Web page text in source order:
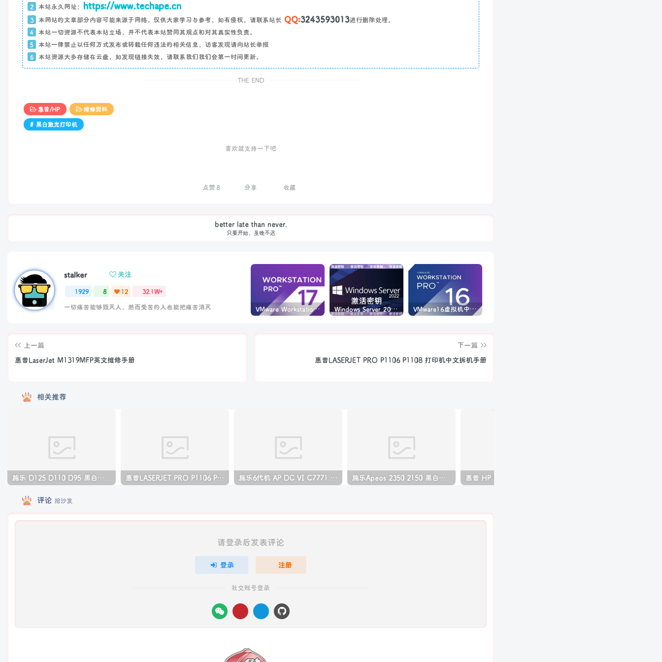
2 本站永久网址： https://www.techape.cn
3 本网站的文章部分内容可能来源于网络，仅供大家学习与参考，如有侵权，请联系站长 QQ:3243593013进行删除处理。
4
本站一切资源不代表本站立场，并不代表本站赞同其观点和对其真实性负责。
5
本站一律禁止以任何方式发布或转载任何违法的相关信息，访客发现请向站长举报
6
本站资源大多存储在云盘，如发现链接失效，请联系我们我们会第一时间更新。
THE END
惠普/HP
维修资料
# 黑白激光打印机
喜欢就支持一下吧
点赞 8 分享 收藏
better late than never.
只要开始，虽晚不迟
stalker 关注
1929 8 12
32.1W+
一切痛苦能够毁灭人，然而受苦的人也能把痛苦消灭
VMware Workstation PRO v17.6.4 正式版_虚拟机(带激活密钥) Windows Server 2022激活密钥 2024 5月更新 VMware16虚拟机中文版 (附永久许可证激活密钥)
上一篇
惠普LaserJet M1319MFP英文维修手册
下一篇
惠普LASERJET PRO P1106 P1108 打印机中文拆机手册
相关推荐
施乐 D125 D110 D95 黑白生产型高速复印机中文维修手册 惠普LASERJET PRO P1106 P1108 打印机中文拆机手册 施乐6代机 AP DC VI C7771 C6671 C5571 C4471 C3371 C3370 C2271 彩色复印机中文维修手册 施乐Apeos 2350 2150 黑白复印机中文维修手册
评论 抢沙发
请登录后发表评论
登录 注册
社交账号登录